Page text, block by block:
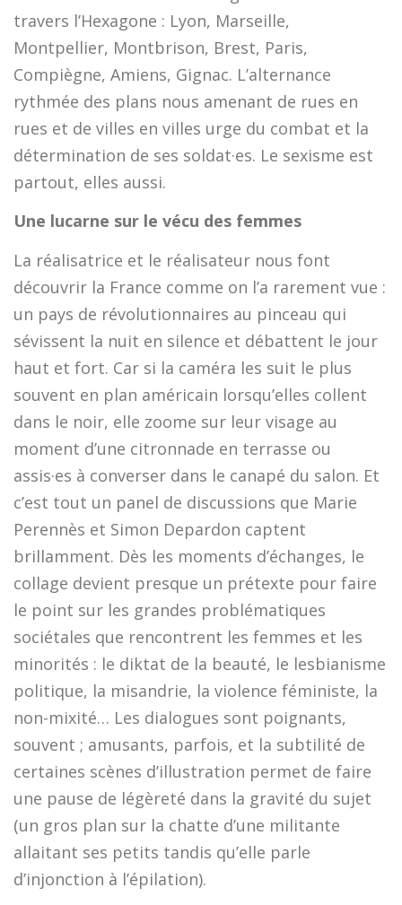
travers l’Hexagone : Lyon, Marseille,
Montpellier, Montbrison, Brest, Paris,
Compiègne, Amiens, Gignac. L’alternance
rythmée des plans nous amenant de rues en
rues et de villes en villes urge du combat et la
détermination de ses soldat·es. Le sexisme est
partout, elles aussi.
Une lucarne sur le vécu des femmes
La réalisatrice et le réalisateur nous font
découvrir la France comme on l’a rarement vue :
un pays de révolutionnaires au pinceau qui
sévissent la nuit en silence et débattent le jour
haut et fort. Car si la caméra les suit le plus
souvent en plan américain lorsqu’elles collent
dans le noir, elle zoome sur leur visage au
moment d’une citronnade en terrasse ou
assis·es à converser dans le canapé du salon. Et
c’est tout un panel de discussions que Marie
Perennès et Simon Depardon captent
brillamment. Dès les moments d’échanges, le
collage devient presque un prétexte pour faire
le point sur les grandes problématiques
sociétales que rencontrent les femmes et les
minorités : le diktat de la beauté, le lesbianisme
politique, la misandrie, la violence féministe, la
non-mixité… Les dialogues sont poignants,
souvent ; amusants, parfois, et la subtilité de
certaines scènes d’illustration permet de faire
une pause de légèreté dans la gravité du sujet
(un gros plan sur la chatte d’une militante
allaitant ses petits tandis qu’elle parle
d’injonction à l’épilation).